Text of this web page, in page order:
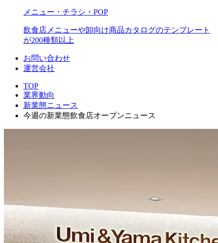
メニュー・チラシ・POP
飲食店メニューや卸向け商品カタログのテンプレート
が200種類以上
お問い合わせ
運営会社
TOP
業界動向
新業態ニュース
今週の新業態飲食店オープンニュース